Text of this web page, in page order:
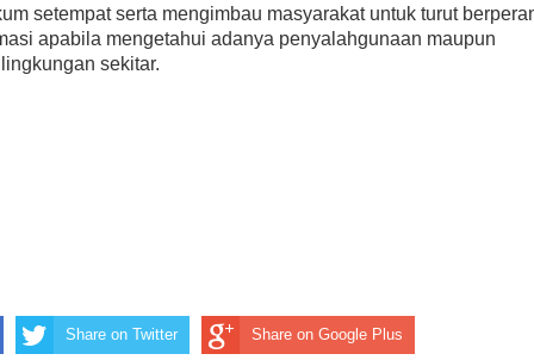
setempat serta mengimbau masyarakat untuk turut
apabila mengetahui adanya penyalahgunaan maupun
sekitar.
Share on Twitter Share on Google Plus